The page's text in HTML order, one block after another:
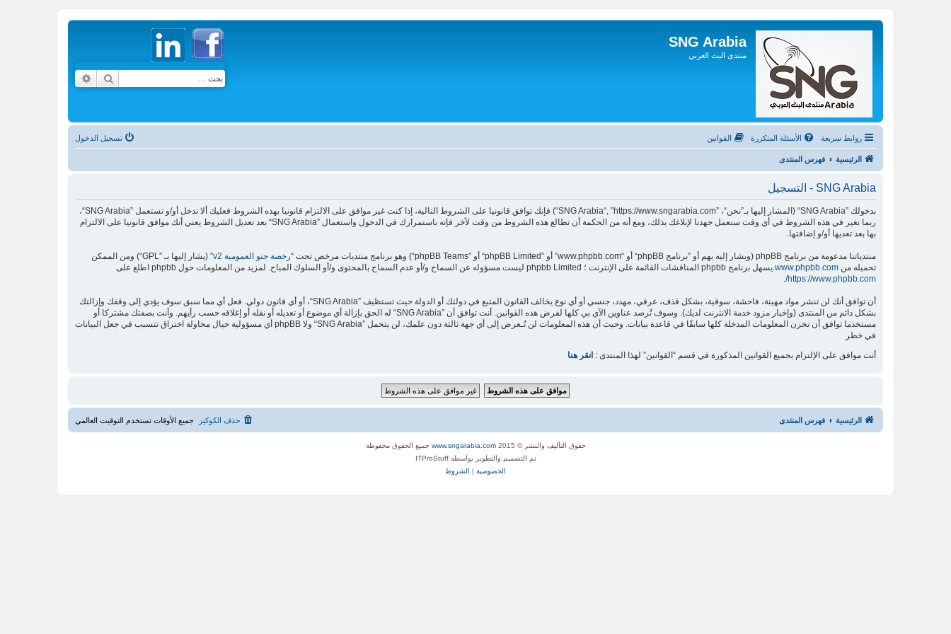
SNG Arabia
منتدى البث العربي
بحث
روابط سريعة الأسئلة المتكررة القوانين تسجيل الدخول
الرئيسية فهرس المنتدى
SNG Arabia - التسجيل
بدخولك ”SNG Arabia“ (المشار إليها بـ”نحن“، ”SNG Arabia“, ”https://www.sngarabia.com“) فإنك توافق قانونيا على الشروط التالية، إذا كنت غير موافق على الالتزام قانونيا بهذه الشروط فعليك ألا تدخل أو/و تستعمل ”SNG Arabia“،
ربما نغير في هذه الشروط في أي وقت سنعمل جهدنا لإبلاغك بذلك، ومع أنه من الحكمة أن تطالع هذه الشروط من وقت لآخر فإنه باستمرارك في الدخول واستعمال ”SNG Arabia“ بعد تعديل الشروط يعني أنك موافق قانونيا على الالتزام
بها بعد تعديها أو/و إضافتها.
منتدياتنا مدعومة من برنامج phpBB (ويشار إليه بهم أو ”برنامج phpBB“ أو “www.phpbb.com” أو ”phpBB Limited“ أو ”phpBB Teams“) وهو برنامج منتديات مرخص تحت “ رخصة جنو العمومية v2
” (يشار إليها بـ ”GPL“) ومن الممكن
تحميله من www.phpbb.com.يسهل برنامج phpbb المناقشات القائمة على الإنترنت ؛ phpbb Limited ليست مسؤوله عن السماح و/أو عدم السماح بالمحتوى و/أو السلوك المباح. لمزيد من المعلومات حول phpbb اطلع على
https://www.phpbb.com/
.
أن توافق أنك لن تنشر مواد مهينة، فاحشة، سوقية، بشكل قذف، عرقي، مهدد، جنسي أو أي نوع يخالف القانون المتبع في دولتك أو الدولة حيث تستظيف ”SNG Arabia“، أو أي قانون دولي. فعل أي مما سبق سوف يؤدي إلى وقفك وإزالتك
بشكل دائم من المنتدى (وإخبار مزود خدمة الانترنت لديك). وسوف تُرصد عناوين الآي بي كلها لفرض هذه القوانين. أنت توافق أن ”SNG Arabia“ له الحق بإزالة أي موضوع أو تعديله أو نقله أو إغلاقه حسب رأيهم. وأنت بصفتك مشتركا أو
مستخدما توافق أن تخزن المعلومات المدخلة كلها سابقًا في قاعدة بيانات. وحيث أن هذه المعلومات لن تُـعرض إلى أي جهة ثالثة دون علمك، لن يتحمل ”SNG Arabia“ ولا phpBB أي مسؤولية حيال محاولة اختراق تتسبب في جعل البيانات
في خطر
أنت موافق على الإلتزام بجميع القوانين المذكورة في قسم “القوانين” لهذا المنتدى : انقر هنا
الرئيسية فهرس المنتدى جميع الأوقات تستخدم التوقيت العالمي حذف الكوكيز
حقوق التأليف والنشر © 2015 www.sngarabia.com جميع الحقوق محفوظة
تم التصميم والتطوير بواسطه ITProStuff
الخصوصية | الشروط